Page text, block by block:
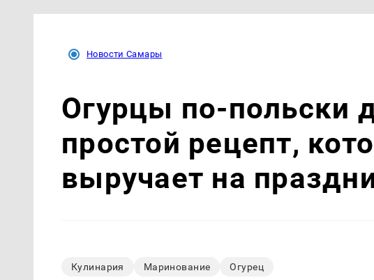
Новости Самары
Огурцы по‑польски
простой рецепт,
выручает на
Кулинария Маринование Огурец